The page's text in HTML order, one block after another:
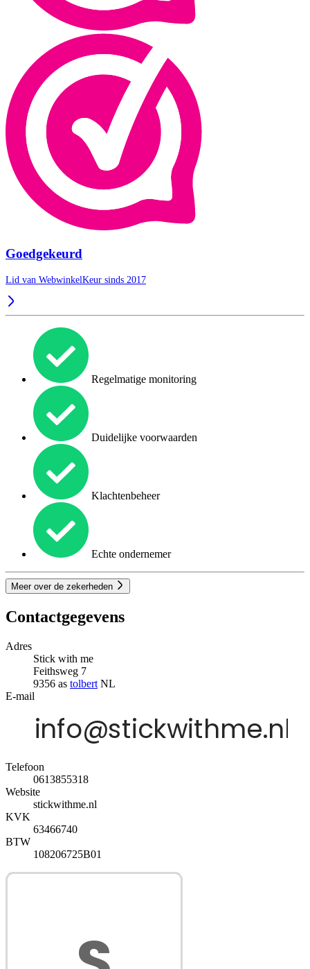
Goedgekeurd
Lid van WebwinkelKeur sinds 2017
Regelmatige monitoring
Duidelijke voorwaarden
Klachtenbeheer
Echte ondernemer
Meer over de zekerheden
Contactgegevens
Adres
Stick with me
Feithsweg 7
9356 as tolbert NL
E-mail
Telefoon
0613855318
Website
stickwithme.nl
KVK
63466740
BTW
108206725B01